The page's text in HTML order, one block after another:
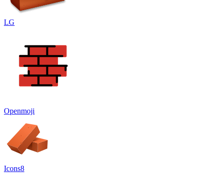
LG
Openmoji
Icons8